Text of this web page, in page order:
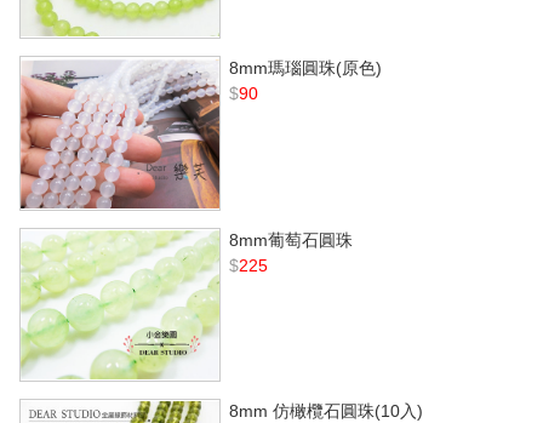
8mm瑪瑙圓珠(原色)
$90
8mm葡萄石圓珠
$225
8mm 仿橄欖石圓珠(10入)